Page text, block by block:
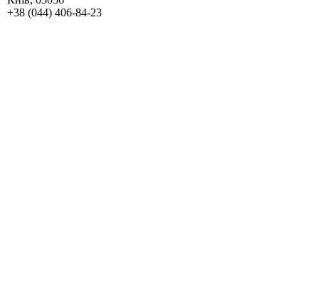
+38 (044) 406-84-23